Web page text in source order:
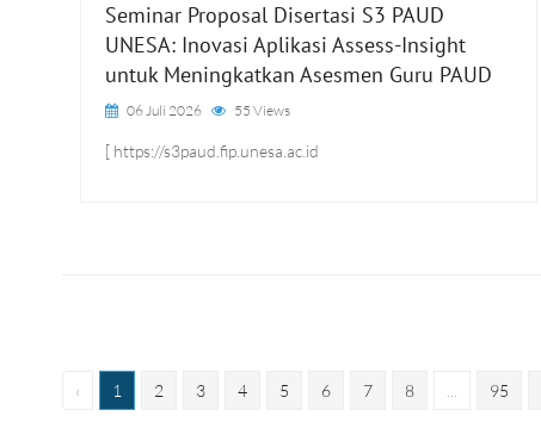
Seminar Proposal Disertasi S3 PAUD
UNESA: Inovasi Aplikasi Assess-Insight
untuk Meningkatkan Asesmen Guru PAUD
06 Juli 2026 55 Views
[ https://s3paud.fip.unesa.ac.id
‹ 1 2 3 4 5 6 7 8 95